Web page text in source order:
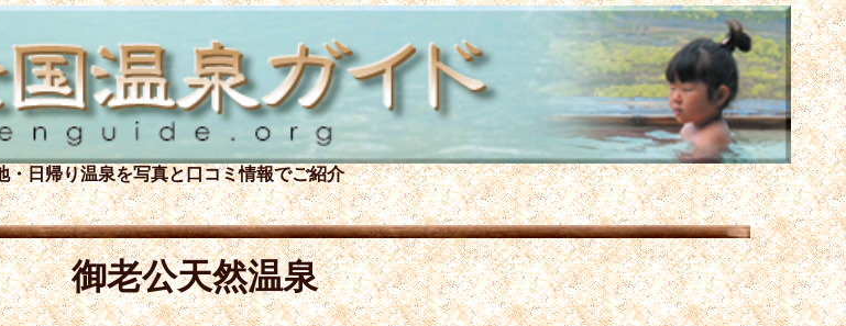
・日帰り温泉を写真と口コミ情報でご紹介
御老公天然温泉